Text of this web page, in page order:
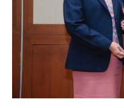
ปลอด
บุหรี่